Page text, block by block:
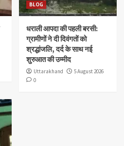
BLOG
धराली आपदा की पहली बरसी:
ग्रामीणों ने दी दिवंगतों को
श्रद्धांजलि, दर्द के साथ नई
शुरुआत की उम्मीद
Uttarakhand
5 August 2026
0